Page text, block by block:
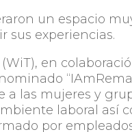
un espacio
sus experiencias.
, en
a las mujeres y
laboral así
por